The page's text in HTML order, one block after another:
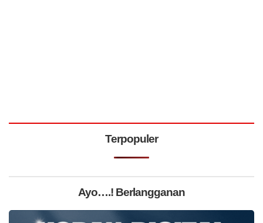
Terpopuler
Ayo….! Berlangganan